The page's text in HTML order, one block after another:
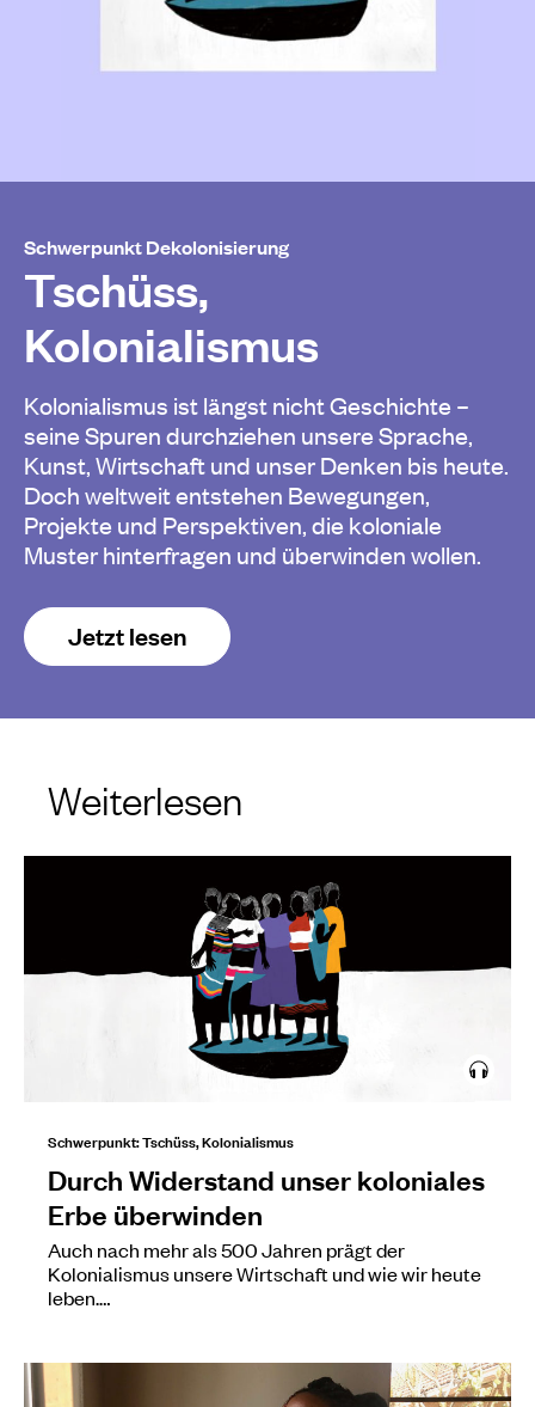
Schwerpunkt Dekolonisierung
Tschüss,
Kolonialismus
Kolonialismus ist längst nicht Geschichte –
seine Spuren durchziehen unsere Sprache,
Kunst, Wirtschaft und unser Denken bis heute.
Doch weltweit entstehen Bewegungen,
Projekte und Perspektiven, die koloniale
Muster hinterfragen und überwinden wollen.
Jetzt lesen
Weiterlesen
Schwerpunkt: Tschüss, Kolonialismus
Durch Widerstand unser koloniales
Erbe überwinden
Auch nach mehr als 500 Jahren prägt der
Kolonialismus unsere Wirtschaft und wie wir heute
leben.…